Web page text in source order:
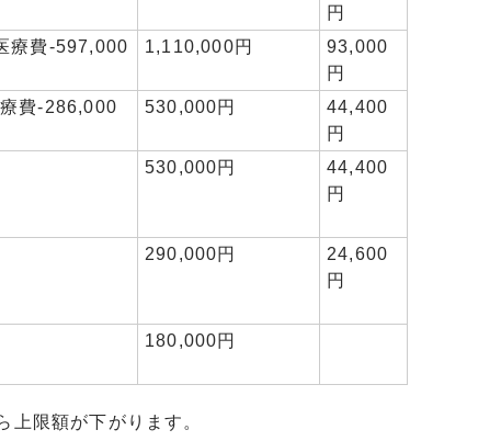
円
療費-597,000
1,110,000円
93,000
円
費-286,000
530,000円
44,400
円
530,000円
44,400
円
290,000円
24,600
円
180,000円
限額が下がります。